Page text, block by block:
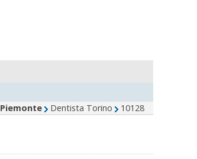
Piemonte Dentista Torino 10128